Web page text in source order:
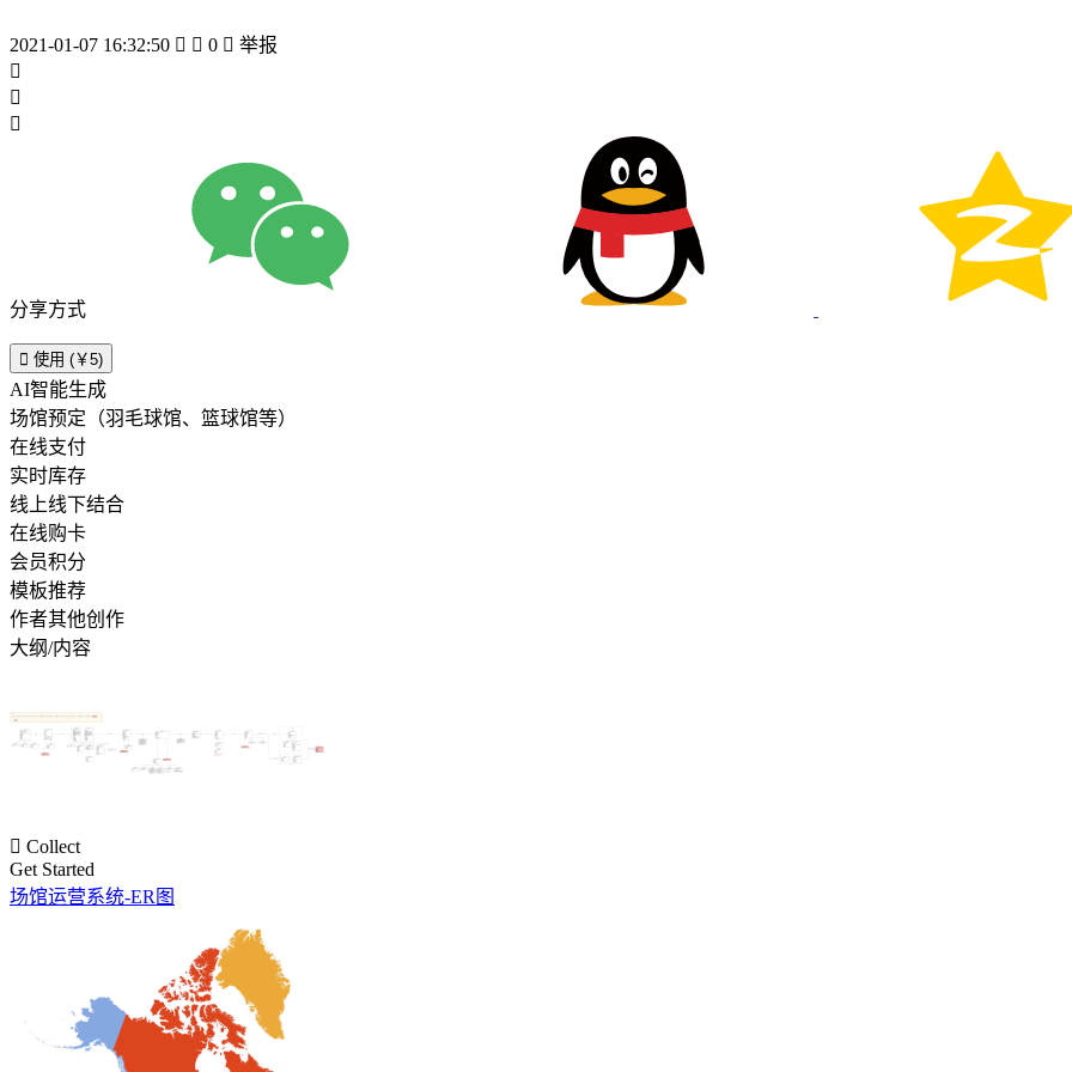
2021-01-07 16:32:50   0  举报



分享方式
 使用 (￥5)
AI智能生成
场馆预定（羽毛球馆、篮球馆等）
在线支付
实时库存
线上线下结合
在线购卡
会员积分
模板推荐
作者其他创作
大纲/内容
 Collect
Get Started
场馆运营系统-ER图